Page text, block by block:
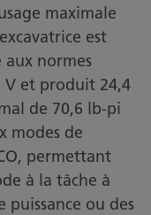
maximale
est
normes
V et produit 24,4
de 70,6 lb-pi
modes de
permettant
à la tâche à
puissance ou des